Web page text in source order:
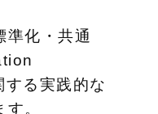
準化・共通
る実践的な
。